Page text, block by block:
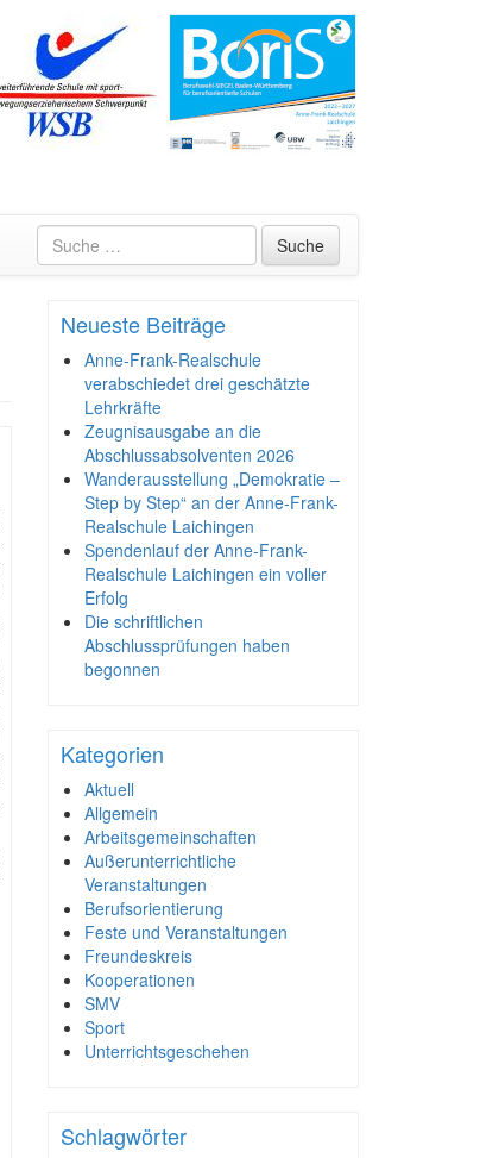
Suche
Neueste Beiträge
Anne-Frank-Realschule
verabschiedet drei geschätzte
Lehrkräfte
Zeugnisausgabe an die
Abschlussabsolventen 2026
Wanderausstellung „Demokratie –
Step by Step“ an der Anne-Frank-
Realschule Laichingen
Spendenlauf der Anne-Frank-
Realschule Laichingen ein voller
Erfolg
Die schriftlichen
Abschlussprüfungen haben
begonnen
Kategorien
Aktuell
Allgemein
Arbeitsgemeinschaften
Außerunterrichtliche
Veranstaltungen
Berufsorientierung
Feste und Veranstaltungen
Freundeskreis
Kooperationen
SMV
Sport
Unterrichtsgeschehen
Schlagwörter